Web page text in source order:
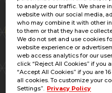
1
Lv.
to analyze our traffic. We share
website with our social media,
who may combine it with other
to them or that they have
We do not set and use cookies
website experience or
web access analytics for our
click “Reject All Cookies” if you
“Accept All Cookies” if you are
all cookies. To customize your
Settings”. Privacy Policy